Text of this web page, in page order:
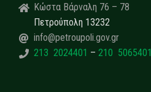
Κώστα Βάρναλη 76 – 78
Πετρούπολη 13232
info@petroupoli.gov.gr
213 2024401 – 210 5065401